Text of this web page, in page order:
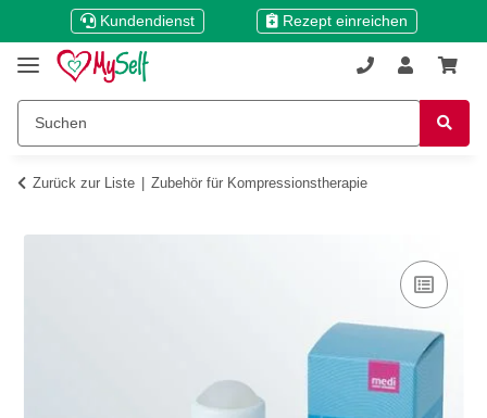
Kundendienst Rezept einreichen
Zurück zur Liste Zubehör für Kompressionstherapie